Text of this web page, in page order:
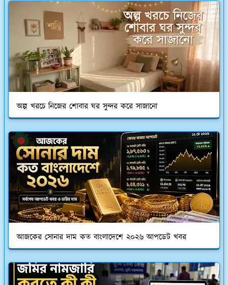
অল্প খরচে নিজের শোবার ঘর সুন্দর করে সাজানো
আজকের সোনার দাম কত বাংলাদেশে ২০২৬ আপডেট খবর